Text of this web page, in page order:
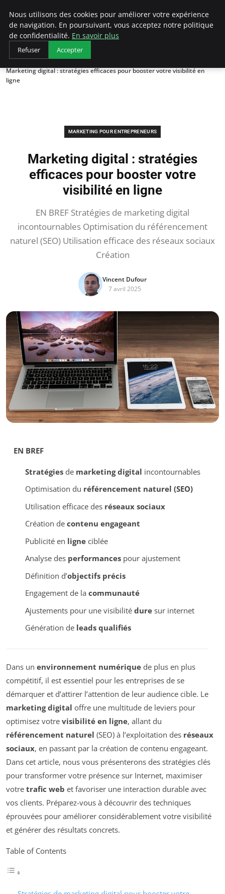
LECFCM
Accueil
Marketing pour entrepreneurs
Marketing digital : stratégies efficaces pour booster votre visibilité en
ligne
MARKETING POUR ENTREPRENEURS
Marketing digital : stratégies
efficaces pour booster votre
visibilité en ligne
EN BREF Stratégies de marketing digital
incontournables Optimisation du référencement
naturel (SEO) Utilisation efficace des réseaux sociaux
Création
Vincent Dufour
7 avril 2025
EN BREF
Stratégiesde marketing digital incontournables
Optimisation du référencement naturel (SEO)
Utilisation efficace des réseaux sociaux
Création de contenu engageant
Publicité en ligneciblée
Analyse des performancespour ajustement
Définition d’objectifs précis
Engagement de la communauté
Ajustements pour une visibilité duresur internet
Génération de leads qualifiés
Dans un environnement numérique de plus en plus
compétitif, il est essentiel pour les entreprises de se
démarquer et d’attirer l’attention de leur audience cible. Le
marketing digital offre une multitude de leviers pour
optimisez votre visibilité en ligne, allant du
référencement naturel (SEO) à l’exploitation des réseaux
sociaux, en passant par la création de contenu engageant.
Dans cet article, nous vous présenterons des stratégies clés
pour transformer votre présence sur Internet, maximiser
votre trafic web et favoriser une interaction durable avec
vos clients. Préparez-vous à découvrir des techniques
éprouvées pour améliorer considérablement votre visibilité
et générer des résultats concrets.
Table of Contents
Nous utilisons des cookies pour améliorer votre expérience
de navigation. En poursuivant, vous acceptez notre politique
de confidentialité. En savoir plus
Refuser Accepter